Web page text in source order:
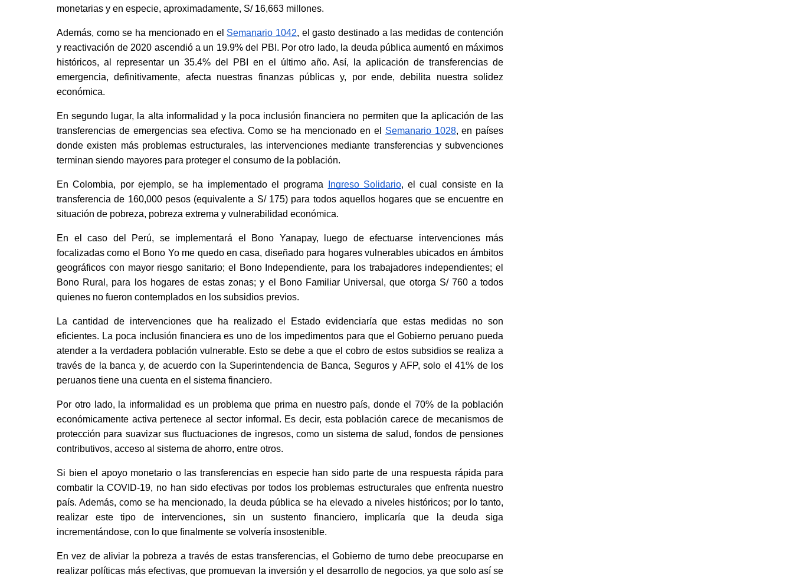
monetarias y en especie, aproximadamente, S/ 16,663 millones.
Además, como se ha mencionado en el Semanario 1042, el gasto destinado a las medidas de contención
y reactivación de 2020 ascendió a un 19.9% del PBI. Por otro lado, la deuda pública aumentó en máximos
históricos, al representar un 35.4% del PBI en el último año. Así, la aplicación de transferencias de
emergencia, definitivamente, afecta nuestras finanzas públicas y, por ende, debilita nuestra solidez
económica.
En segundo lugar, la alta informalidad y la poca inclusión financiera no permiten que la aplicación de las
transferencias de emergencias sea efectiva. Como se ha mencionado en el
Semanario 1028, en países
donde existen más problemas estructurales, las intervenciones mediante transferencias y subvenciones
terminan siendo mayores para proteger el consumo de la población.
En Colombia, por ejemplo, se ha implementado el programa Ingreso Solidario, el cual consiste en la
transferencia de 160,000 pesos (equivalente a S/ 175) para todos aquellos hogares que se encuentre en
situación de pobreza, pobreza extrema y vulnerabilidad económica.
En el caso del Perú, se implementará el Bono Yanapay, luego de efectuarse intervenciones más
focalizadas como el Bono Yo me quedo en casa, diseñado para hogares vulnerables ubicados en ámbitos
geográficos con mayor riesgo sanitario; el Bono Independiente, para los trabajadores independientes; el
Bono Rural, para los hogares de estas zonas; y el Bono Familiar Universal, que otorga S/ 760 a todos
quienes no fueron contemplados en los subsidios previos.
La cantidad de intervenciones que ha realizado el Estado evidenciaría que estas medidas no son
eficientes. La poca inclusión financiera es uno de los impedimentos para que el Gobierno peruano pueda
atender a la verdadera población vulnerable. Esto se debe a que el cobro de estos subsidios se realiza a
través de la banca y, de acuerdo con la Superintendencia de Banca, Seguros y AFP, solo el 41% de los
peruanos tiene una cuenta en el sistema financiero.
Por otro lado, la informalidad es un problema que prima en nuestro país, donde el 70% de la población
económicamente activa pertenece al sector informal. Es decir, esta población carece de mecanismos de
protección para suavizar sus fluctuaciones de ingresos, como un sistema de salud, fondos de pensiones
contributivos, acceso al sistema de ahorro, entre otros.
Si bien el apoyo monetario o las transferencias en especie han sido parte de una respuesta rápida para
combatir la COVID-19, no han sido efectivas por todos los problemas estructurales que enfrenta nuestro
país. Además, como se ha mencionado, la deuda pública se ha elevado a niveles históricos; por lo tanto,
realizar este tipo de intervenciones, sin un sustento financiero, implicaría que la deuda siga
incrementándose, con lo que finalmente se volvería insostenible.
En vez de aliviar la pobreza a través de estas transferencias, el Gobierno de turno debe preocuparse en
realizar políticas más efectivas, que promuevan la inversión y el desarrollo de negocios, ya que solo así se